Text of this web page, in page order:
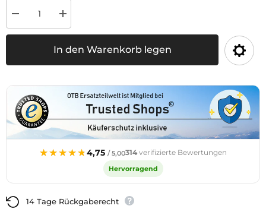
für
Oberlenker
Menge
für
Oberlenker
Kat.
2,
In den Warenkorb legen
★★★★★
★★★★★4,75 / 5,00314 verifizierte Bewertungen
Hervorragend
14 Tage Rückgaberecht